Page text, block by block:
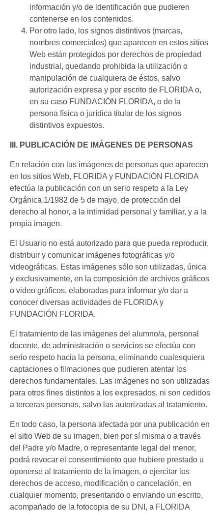
información y/o de identificación que pudieren
contenerse en los contenidos.
Por otro lado, los signos distintivos (marcas,
nombres comerciales) que aparecen en estos sitios
Web están protegidos por derechos de propiedad
industrial, quedando prohibida la utilización o
manipulación de cualquiera de éstos, salvo
autorización expresa y por escrito de FLORIDA o,
en su caso FUNDACIÓN FLORIDA, o de la
persona física o jurídica titular de los signos
distintivos expuestos.
III. PUBLICACIÓN DE IMÁGENES DE PERSONAS
En relación con las imágenes de personas que aparecen
en los sitios Web, FLORIDA y FUNDACIÓN FLORIDA
efectúa la publicación con un serio respeto a la Ley
Orgánica 1/1982 de 5 de mayo, de protección del
derecho al honor, a la intimidad personal y familiar, y a la
propia imagen.
El Usuario no está autorizado para que pueda reproducir,
distribuir y comunicar imágenes fotográficas y/o
videográficas. Estas imágenes sólo son utilizadas, única
y exclusivamente, en la composición de archivos gráficos
o video gráficos, elaboradas para informar y/o dar a
conocer diversas actividades de FLORIDA y
FUNDACIÓN FLORIDA.
El tratamiento de las imágenes del alumno/a, personal
docente, de administración o servicios se efectúa con
serio respeto hacia la persona, eliminando cualesquiera
captaciones o filmaciones que pudieren atentar los
derechos fundamentales. Las imágenes no son utilizadas
para otros fines distintos a los expresados, ni son cedidos
a terceras personas, salvo las autorizadas al tratamiento.
En todo caso, la persona afectada por una publicación en
el sitio Web de su imagen, bien por sí misma o a través
del Padre y/o Madre, o representante legal del menor,
podrá revocar el consentimiento que hubiere prestado u
oponerse al tratamiento de la imagen, o ejercitar los
derechos de acceso, modificación o cancelación, en
cualquier momento, presentando o enviando un escrito,
acompañado de la fotocopia de su DNI, a FLORIDA